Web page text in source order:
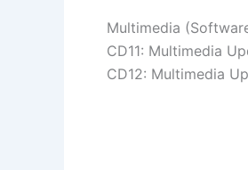
Multimedia
CD11: Multimedia
CD12: Multimedia